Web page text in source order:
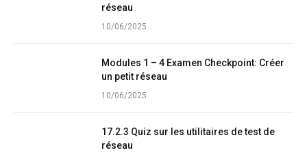
réseau
10/06/2025
Modules 1 – 4 Examen Checkpoint: Créer
un petit réseau
10/06/2025
17.2.3 Quiz sur les utilitaires de test de
réseau